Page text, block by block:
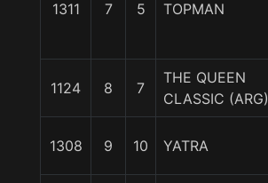
1311 7 5 TOPMAN
1124 8 7
THE QUEEN
CLASSIC (ARG)
1308 9 10 YATRA